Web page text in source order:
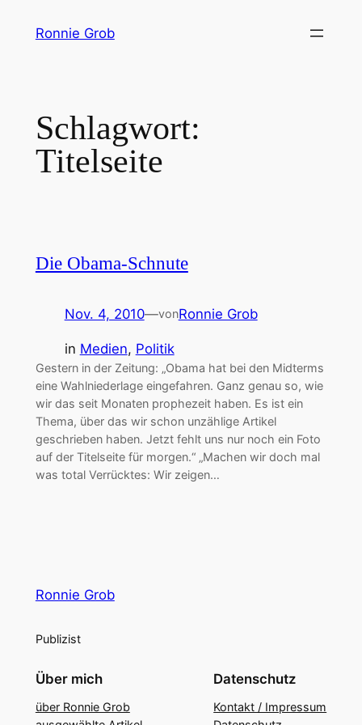
InhaltRonnie Grob
Schlagwort:
Titelseite
Die Obama-Schnute
Nov. 4, 2010—vonRonnie Grob
in Medien, Politik
Gestern in der Zeitung: „Obama hat bei den Midterms
eine Wahlniederlage eingefahren. Ganz genau so, wie
wir das seit Monaten prophezeit haben. Es ist ein
Thema, über das wir schon unzählige Artikel
geschrieben haben. Jetzt fehlt uns nur noch ein Foto
auf der Titelseite für morgen.“ „Machen wir doch mal
was total Verrücktes: Wir zeigen…
Ronnie Grob
Publizist
Über mich
über Ronnie Grob
Datenschutz
Kontakt / Impressum